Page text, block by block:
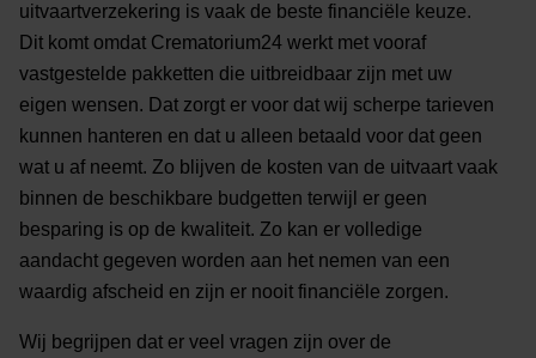
uitvaartverzekering is vaak de beste financiële keuze.
Dit komt omdat Crematorium24 werkt met vooraf
vastgestelde pakketten die uitbreidbaar zijn met uw
eigen wensen. Dat zorgt er voor dat wij scherpe tarieven
kunnen hanteren en dat u alleen betaald voor dat geen
wat u af neemt. Zo blijven de kosten van de uitvaart vaak
binnen de beschikbare budgetten terwijl er geen
besparing is op de kwaliteit. Zo kan er volledige
aandacht gegeven worden aan het nemen van een
waardig afscheid en zijn er nooit financiële zorgen.
Wij begrijpen dat er veel vragen zijn over de